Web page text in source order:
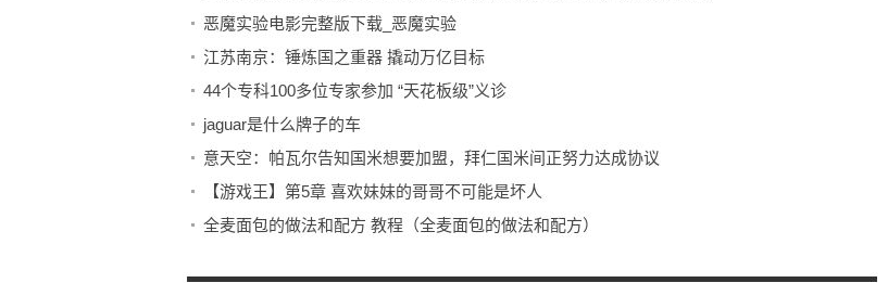
恶魔实验电影完整版下载_恶魔实验
江苏南京：锤炼国之重器 撬动万亿目标
44个专科100多位专家参加 “天花板级”义诊
jaguar是什么牌子的车
意天空：帕瓦尔告知国米想要加盟，拜仁国米间正努力达成协议
【游戏王】第5章 喜欢妹妹的哥哥不可能是坏人
全麦面包的做法和配方 教程（全麦面包的做法和配方）